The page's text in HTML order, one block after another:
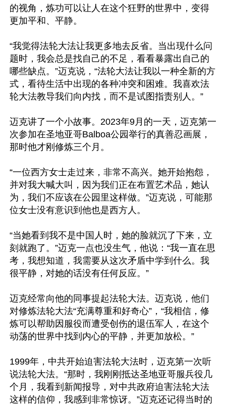
的视角，炼功可以让人在这个狂野的世界中，变得
更加平和、平静。
“我觉得法轮大法让我更多地去反省。当出现什么问
题时，我会总是找自己的不足，看看暴露出自己的
哪些缺点。”迈克说，“法轮大法让我以一种全新的方
式，看待生活中出现的各种冲突和困难。我喜欢法
轮大法教导我们向内找，而不是试图指责别人。”
迈克讲了一个小故事。2023年9月的一天，迈克第一
次参加在圣地亚哥Balboa公园举行的真善忍画展，
那时他才刚修炼三个月。
“一位西方女士走过来，非常不高兴。她开始抱怨，
并对我大喊大叫，因为我们正在布置艺术品，她认
为，我们不应该在公园里这样做。”迈克说，可能那
位女士没有意识到他也是西方人。
“当她看到我不是中国人时，她的脸就沉了下来，立
刻就跑了。”迈克一点也没生气，他说：“我一直在思
考，我想知道，我需要从这次矛盾中学到什么。我
很平静，对她的话没有任何反应。”
迈克经常向他的同事提起法轮大法。迈克说，他们
对修炼法轮大法“充满尊重和好奇心”，“我相信，修
炼可以帮助因服役而遭受创伤的退伍军人，在这个
动荡的世界中找到内心的平静，并更加放松。”
1999年，中共开始迫害法轮大法时，迈克第一次听
说法轮大法。“那时，我刚刚抵达圣地亚哥服兵役几
个月，我看到新闻报导，对中共政府迫害法轮大法
这样的信仰，我感到非常惊讶。”迈克还记得当时的